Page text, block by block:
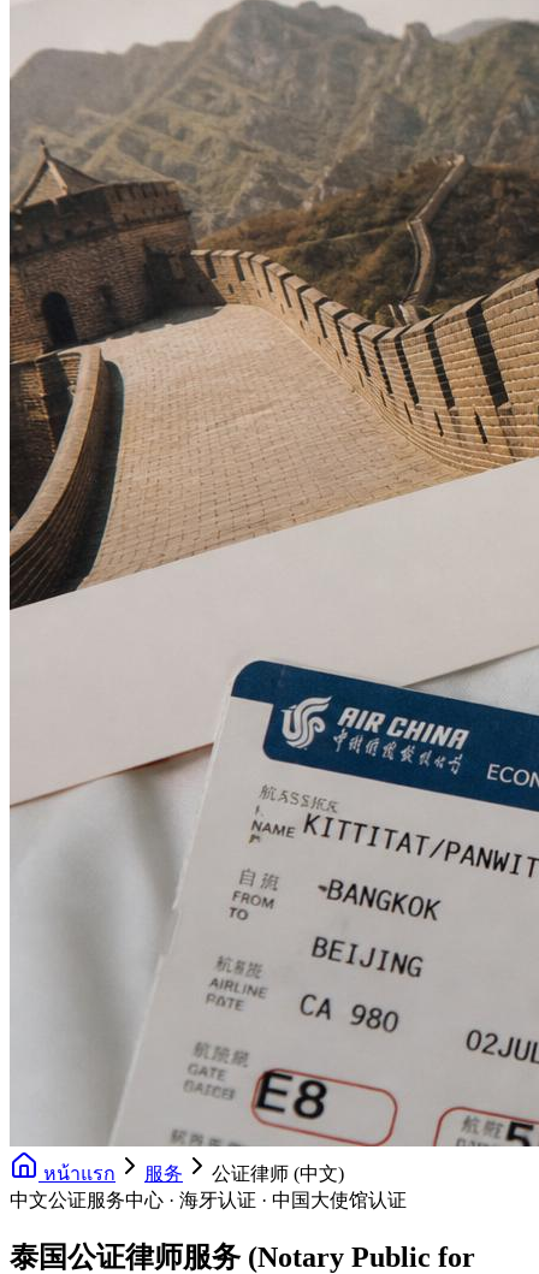
หน้าแรก 服务
公证律师 (中文)
中文公证服务中心 · 海牙认证 · 中国大使馆认证
泰国公证律师服务 (Notary Public for